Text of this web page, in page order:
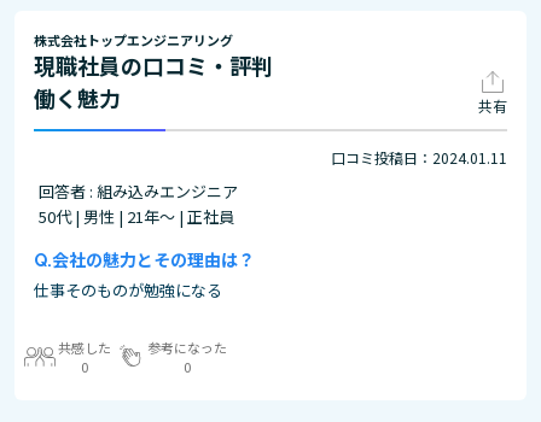
株式会社トップエンジニアリング
現職社員の口コミ・評判
働く魅力
共有
口コミ投稿日：2024.01.11
回答者 : 組み込みエンジニア
50代 | 男性 | 21年～ | 正社員
会社の魅力とその理由は？
仕事そのものが勉強になる
共感した
0
参考になった
0